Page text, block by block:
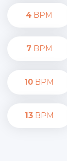
4 BPM
7 BPM
10 BPM
13BPM